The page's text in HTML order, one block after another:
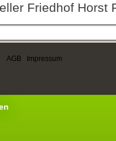
Friedhof Horst
AGB Impressum